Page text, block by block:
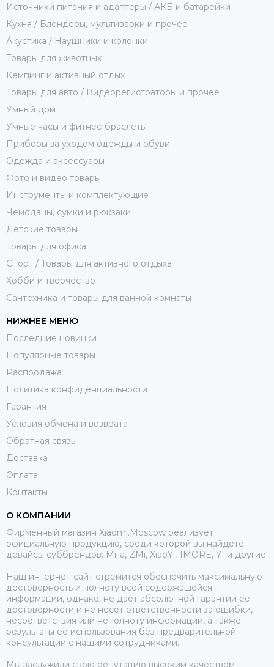
Источники питания и адаптеры / АКБ и батарейки
Кухня / Блендеры, мультиварки и прочее
Акустика / Наушники и колонки
Товары для животных
Кемпинг и активный отдых
Товары для авто / Видеорегистраторы и прочее
Умный дом
Умные часы и фитнес-браслеты
Приборы за уходом одежды и обуви
Одежда и аксессуары
Фото и видео товары
Инструменты и комплектующие
Чемоданы, сумки и рюкзаки
Детские товары
Товары для офиса
Спорт / Товары для активного отдыха
Хобби и творчество
Сантехника и товары для ванной комнаты
НИЖНЕЕ МЕНЮ
Последние новинки
Популярные товары
Распродажа
Политика конфиденциальности
Гарантия
Условия обмена и возврата
Обратная связь
Доставка
Оплата
Контакты
О КОМПАНИИ
Фирменный магазин Xiaomi.Moscow реализует
официальную продукцию, среди которой вы найдете
девайсы суббрендов: Mijia, ZMi, XiaoYi, 1MORE, YI и другие.
Наш интернет-сайт стремится обеспечить максимальную
достоверность и полноту всей содержащейся
информации, однако, не дает абсолютной гарантии её
достоверности и не несет ответственности за ошибки,
несоответствия или неполноту информации, а также
результаты её использования без предварительной
консультации с нашими сотрудниками.
Мы заслужили свою репутацию высоким качеством